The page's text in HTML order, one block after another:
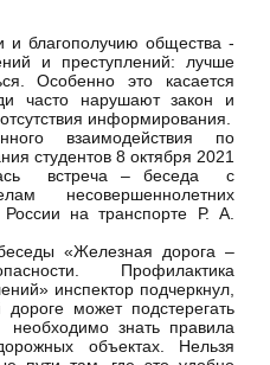
и благополучию общества -
и преступлений: лучше
Особенно это касается
часто нарушают закон и
информирования.
взаимодействия по
студентов 8 октября 2021
встреча – беседа с
несовершеннолетних
на транспорте Р. А.
«Железная дорога –
Профилактика
инспектор подчеркнул,
может подстерегать
знать правила
объектах. Нельзя